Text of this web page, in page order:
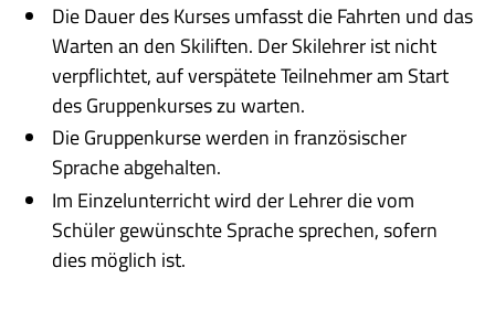
Die Dauer des Kurses umfasst die Fahrten und das
Warten an den Skiliften. Der Skilehrer ist nicht
verpflichtet, auf verspätete Teilnehmer am Start
des Gruppenkurses zu warten.
Die Gruppenkurse werden in französischer
Sprache abgehalten.
Im Einzelunterricht wird der Lehrer die vom
Schüler gewünschte Sprache sprechen, sofern
dies möglich ist.